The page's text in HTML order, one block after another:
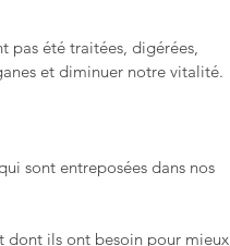
pas été traitées, digérées,
et diminuer notre vitalité.
sont entreposées dans nos
dont ils ont besoin pour mieux